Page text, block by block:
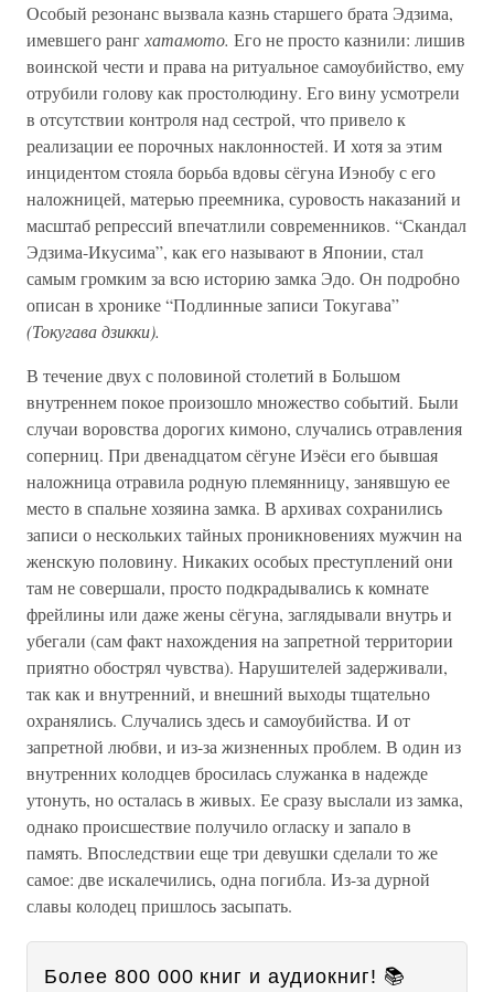
Особый резонанс вызвала казнь старшего брата Эдзима,
имевшего рангхатамото. Его не просто казнили: лишив
воинской чести и права на ритуальное самоубийство, ему
отрубили голову как простолюдину. Его вину усмотрели
в отсутствии контроля над сестрой, что привело к
реализации ее порочных наклонностей. И хотя за этим
инцидентом стояла борьба вдовы сёгуна Иэнобу с его
наложницей, матерью преемника, суровость наказаний и
масштаб репрессий впечатлили современников. “Скандал
Эдзима-Икусима”, как его называют в Японии, стал
самым громким за всю историю замка Эдо. Он подробно
описан в хронике “Подлинные записи Токугава”
(Токугава дзикки).
В течение двух с половиной столетий в Большом
внутреннем покое произошло множество событий. Были
случаи воровства дорогих кимоно, случались отравления
соперниц. При двенадцатом сёгуне Иэёси его бывшая
наложница отравила родную племянницу, занявшую ее
место в спальне хозяина замка. В архивах сохранились
записи о нескольких тайных проникновениях мужчин на
женскую половину. Никаких особых преступлений они
там не совершали, просто подкрадывались к комнате
фрейлины или даже жены сёгуна, заглядывали внутрь и
убегали (сам факт нахождения на запретной территории
приятно обострял чувства). Нарушителей задерживали,
так как и внутренний, и внешний выходы тщательно
охранялись. Случались здесь и самоубийства. И от
запретной любви, и из-за жизненных проблем. В один из
внутренних колодцев бросилась служанка в надежде
утонуть, но осталась в живых. Ее сразу выслали из замка,
однако происшествие получило огласку и запало в
память. Впоследствии еще три девушки сделали то же
самое: две искалечились, одна погибла. Из-за дурной
славы колодец пришлось засыпать.
Более 800 000 книг и аудиокниг! 📚